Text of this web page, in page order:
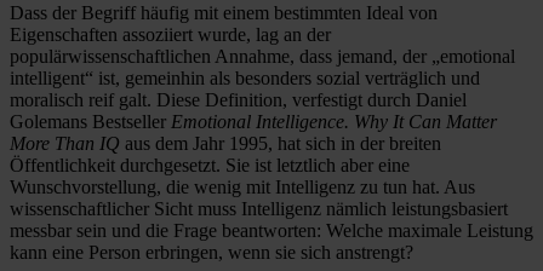
Dass der Begriff häufig mit einem bestimmten Ideal von
Eigenschaften assoziiert wurde, lag an der
populärwissenschaftlichen Annahme, dass jemand, der „emotional
intelligent“ ist, gemeinhin als besonders sozial verträglich und
moralisch reif galt. Diese Definition, verfestigt durch Daniel
Golemans Bestseller Emotional Intelligence. Why It Can Matter
More Than IQ aus dem Jahr 1995, hat sich in der breiten
Öffentlichkeit durchgesetzt. Sie ist letztlich aber eine
Wunschvorstellung, die wenig mit Intelligenz zu tun hat. Aus
wissenschaftlicher Sicht muss Intelligenz nämlich leistungsbasiert
messbar sein und die Frage beantworten: Welche maximale Leistung
kann eine Person erbringen, wenn sie sich anstrengt?